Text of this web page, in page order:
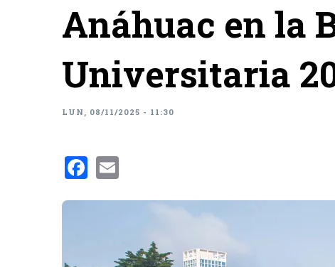
Anáhuac en la
Universitaria
LUN, 08/11/2025 - 11:30
Facebook